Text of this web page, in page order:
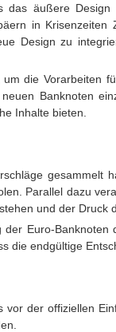
das äußere
in
Design zu
die Vorarbeiten
Banknoten
Inhalte bieten.
Parallel dazu
und der Druck
Euro-
die endgültige
der offiziellen